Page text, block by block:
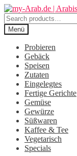
Zur
Navigation
springen
Zum
Inhalt
springen
Search
for:Menü
Probieren
Gebäck
Speisen
Zutaten
Eingelegtes
Fertige Gerichte
Gemüse
Gewürze
Süßwaren
Kaffee & Tee
Vegetarisch
Specials